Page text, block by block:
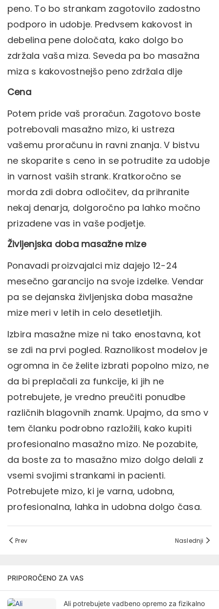
peno. To bo strankam zagotovilo zadostno
podporo in udobje. Predvsem kakovost in
debelina pene določata, kako dolgo bo
zdržala vaša miza. Seveda pa bo masažna
miza s kakovostnejšo peno zdržala dlje
Cena
Potem pride vaš proračun. Zagotovo boste
potrebovali masažno mizo, ki ustreza
vašemu proračunu in ravni znanja. V bistvu
ne skoparite s ceno in se potrudite za udobje
in varnost vaših strank. Kratkoročno se
morda zdi dobra odločitev, da prihranite
nekaj denarja, dolgoročno pa lahko močno
prizadene vas in vaše podjetje.
Življenjska doba masažne mize
Ponavadi proizvajalci miz dajejo 12-24
mesečno garancijo na svoje izdelke. Vendar
pa se dejanska življenjska doba masažne
mize meri v letih in celo desetletjih.
Izbira masažne mize ni tako enostavna, kot
se zdi na prvi pogled. Raznolikost modelov je
ogromna in če želite izbrati popolno mizo, ne
da bi preplačali za funkcije, ki jih ne
potrebujete, je vredno preučiti ponudbe
različnih blagovnih znamk. Upajmo, da smo v
tem članku podrobno razložili, kako kupiti
profesionalno masažno mizo. Ne pozabite,
da boste za to masažno mizo dolgo delali z
vsemi svojimi strankami in pacienti.
Potrebujete mizo, ki je varna, udobna,
profesionalna, lahka in udobna dolgo časa.
Prev Naslednji
PRIPOROČENO ZA VAS
Ali potrebujete vadbeno opremo za fizikalno